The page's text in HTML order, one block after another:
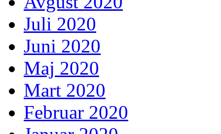
Juli 2020
Juni 2020
Maj 2020
Mart 2020
Februar 2020